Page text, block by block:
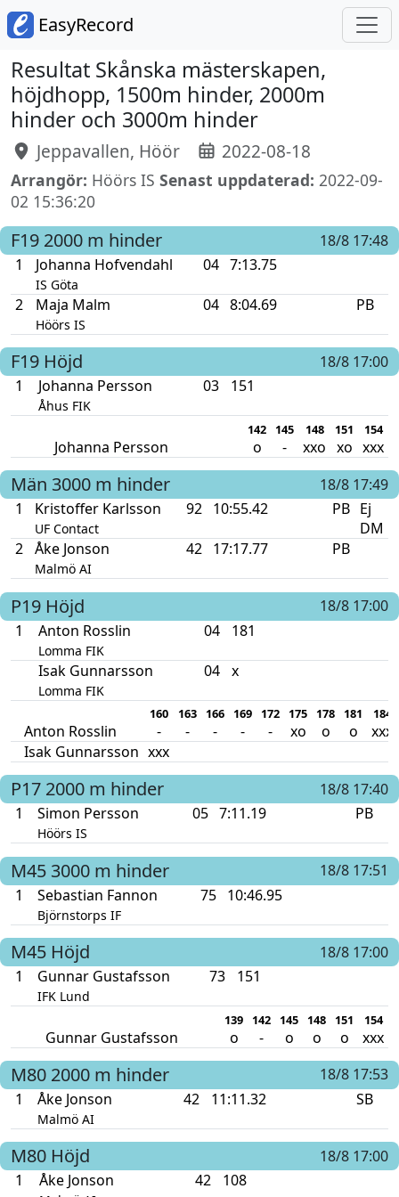
EasyRecord
Resultat Skånska mästerskapen,
höjdhopp, 1500m hinder, 2000m
hinder och 3000m hinder
Jeppavallen, Höör 2022-08-18
Arrangör: Höörs IS Senast uppdaterad: 2022-09-
02 15:36:20
F19 2000 m hinder
18/8 17:48
1
Johanna Hofvendahl
IS Göta
04 7:13.75
2 Maja Malm
Höörs IS
04 8:04.69 PB
F19 Höjd
18/8 17:00
1
Johanna Persson
Åhus FIK
03 151
142 145 148 151 154
Johanna Persson o - xxo xo xxx
Män 3000 m hinder
18/8 17:49
1
Kristoffer Karlsson
UF Contact
92 10:55.42 PB Ej
DM
2
Åke Jonson
Malmö AI
42 17:17.77 PB
P19 Höjd
18/8 17:00
1
Anton Rosslin
Lomma FIK
04 181
Isak Gunnarsson
Lomma FIK
04 x
160 163 166 169 172 175 178 181 184
Anton Rosslin - - - - - xo o o
xxx
Isak Gunnarsson xxx
P17 2000 m hinder
18/8 17:40
1
Simon Persson
Höörs IS
05 7:11.19 PB
M45 3000 m hinder
18/8 17:51
1
Sebastian Fannon
Björnstorps IF
75 10:46.95
M45 Höjd
18/8 17:00
1
Gunnar Gustafsson
IFK Lund
73 151
139 142 145 148 151 154
Gunnar Gustafsson o - o o o xxx
M80 2000 m hinder
18/8 17:53
1
Åke Jonson
Malmö AI
42 11:11.32 SB
M80 Höjd
18/8 17:00
1
Åke Jonson 42 108